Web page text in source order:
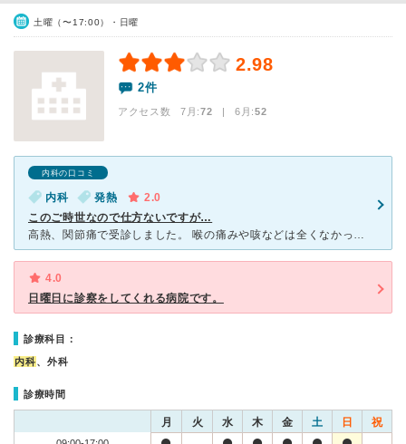
土曜（〜17:00）・日曜
2.98
2件
アクセス数 7月:72 | 6月:52
内科の口コミ
内科 発熱
2.0
このご時世なので仕方ないですが…
高熱、関節痛で受診しました。 喉の痛みや咳などは全くなかったのですが、先生から「100%コロナだから、PCRと血液検査やりますね」と言われました。 PCR検査の結果が届くまで、これから家族にもうつ
4.0
日曜日に診察をしてくれる病院です。
診療科目：
内科、外科
診療時間
月 火 水 木 金 土 日 祝